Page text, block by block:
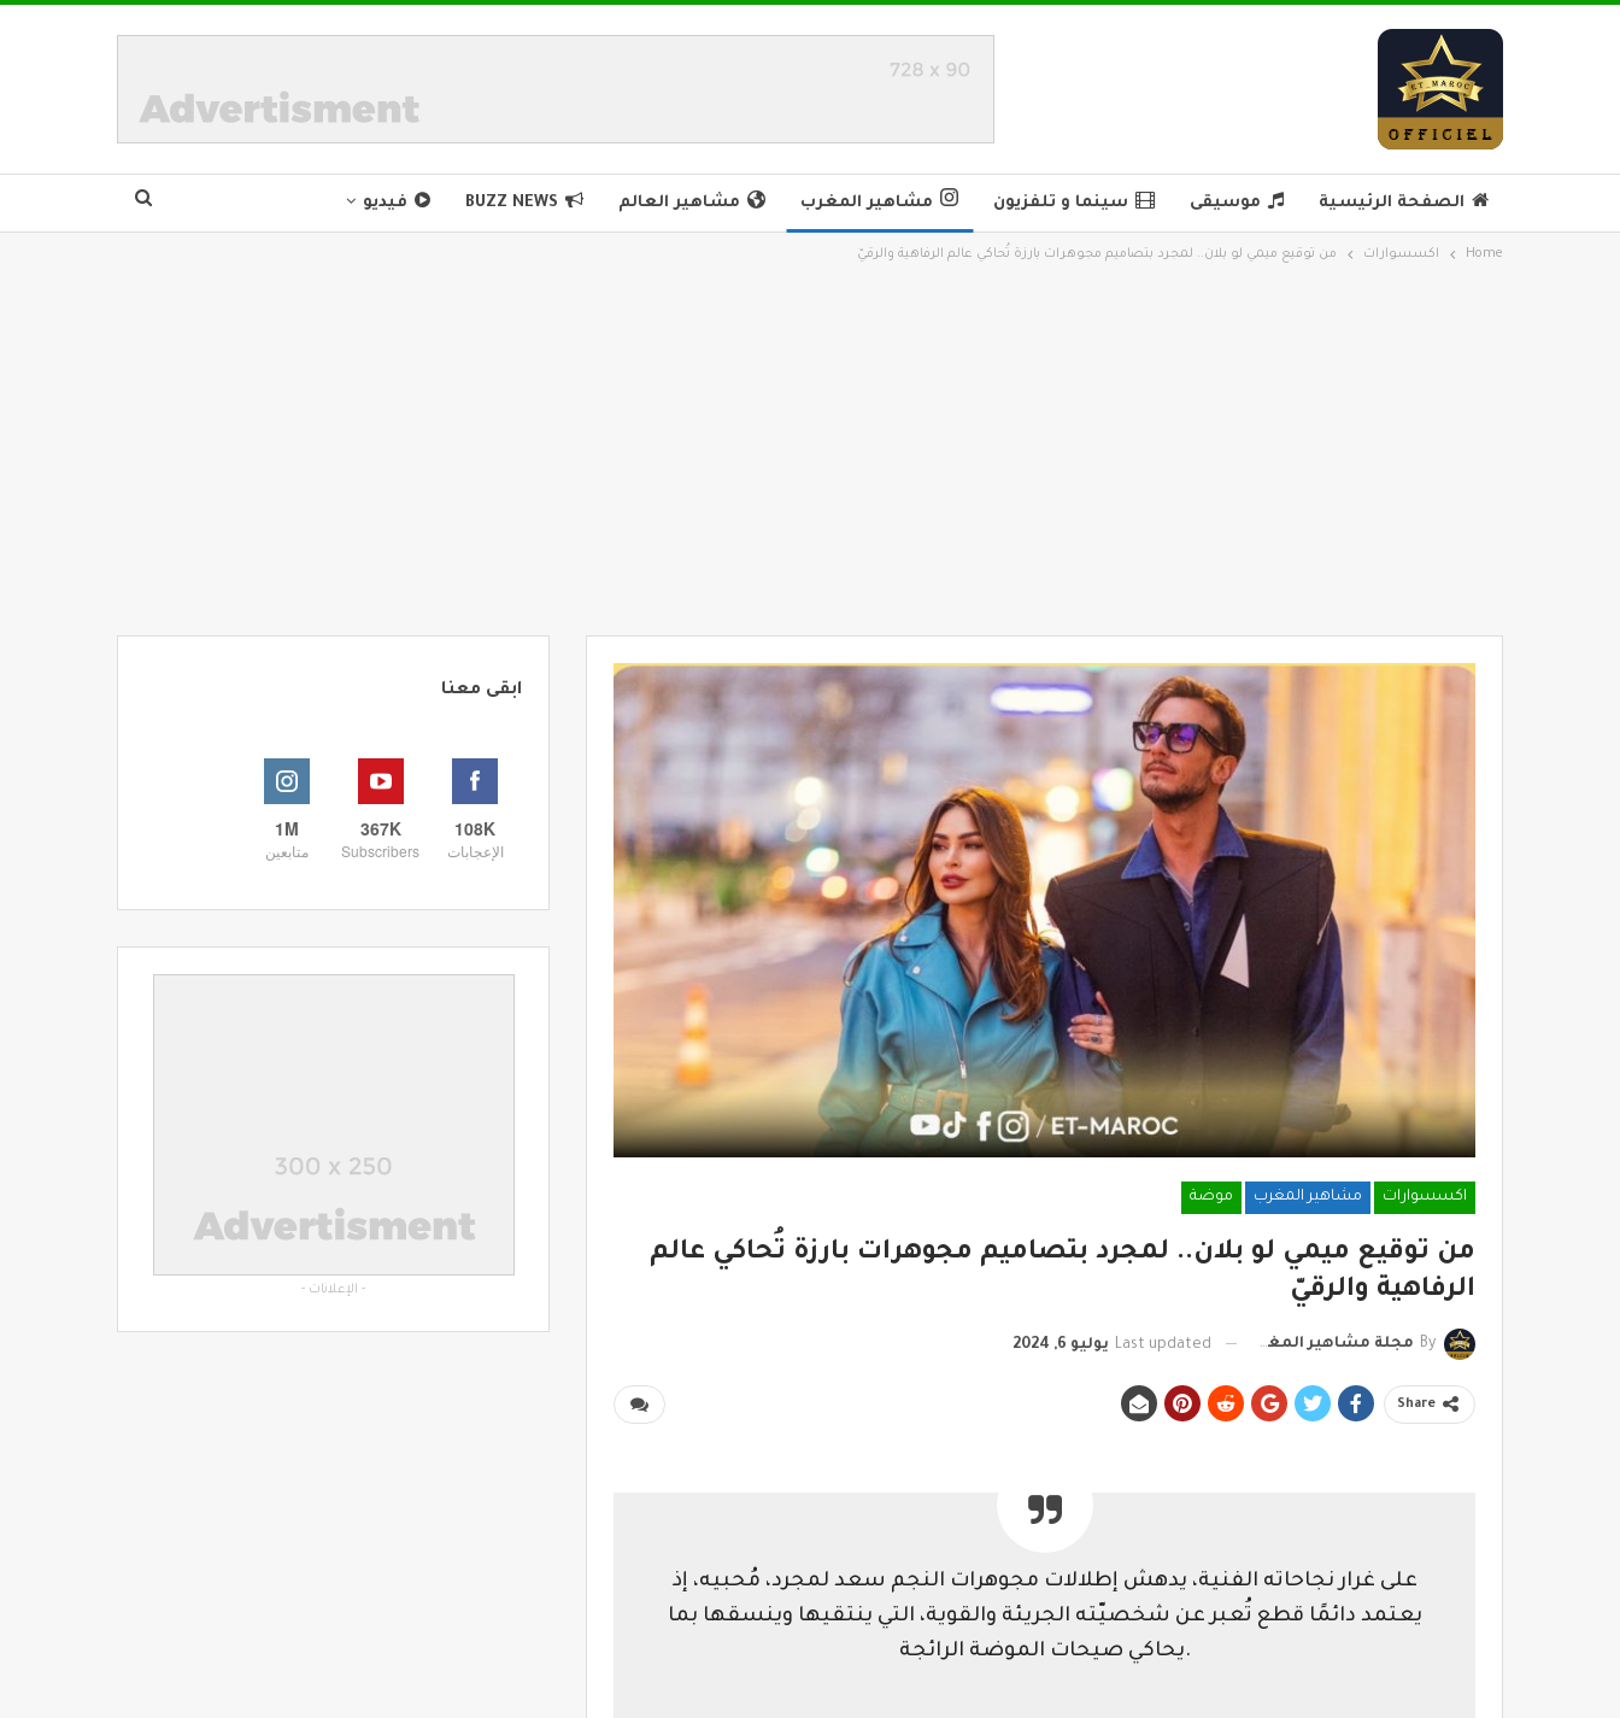
الصفحة الرئيسية موسيقى سينما و تلفزيون مشاهير المغرب مشاهير العالم BUZZ NEWS فيديو
Home اكسسوارات من توقيع ميمي لو بلان.. لمجرد بتصاميم مجوهرات بارزة تُحاكي عالم الرفاهية والرقيّ
اكسسوارات مشاهير المغرب موضة
من توقيع ميمي لو بلان.. لمجرد بتصاميم مجوهرات بارزة تُحاكي عالم
الرفاهية والرقيّ
By مجلة مشاهير المغرب Last updated يوليو 6, 2024
Share
على غرار نجاحاته الفنية، يدهش إطلالات مجوهرات النجم سعد لمجرد، مُحبيه، إذ
يعتمد دائمًا قطع تُعبر عن شخصيّته الجريئة والقوية، التي ينتقيها وينسقها بما
يحاكي صيحات الموضة الرائجة.‬
ابقى معنا
108K
الإعجابات
367K
Subscribers
1M
متابعين
- الإعلانات -